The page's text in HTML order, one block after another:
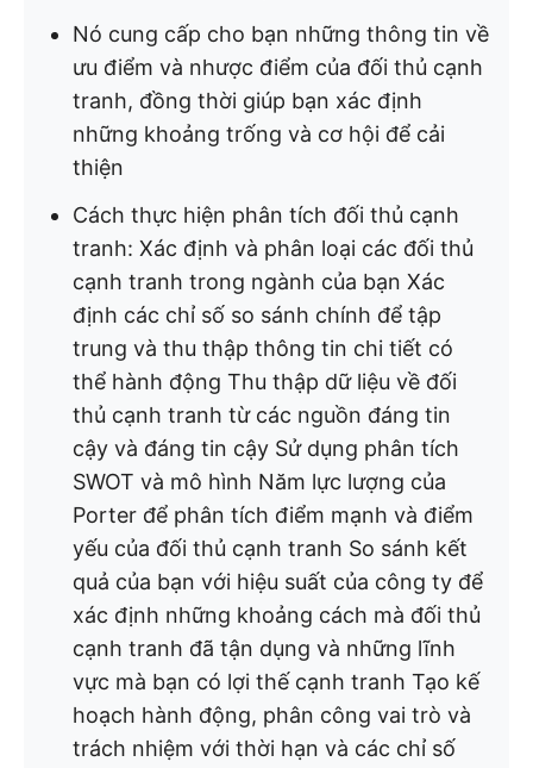
Nó cung cấp cho bạn những thông tin về
ưu điểm và nhược điểm của đối thủ cạnh
tranh, đồng thời giúp bạn xác định
những khoảng trống và cơ hội để cải
thiện
Cách thực hiện phân tích đối thủ cạnh
tranh: Xác định và phân loại các đối thủ
cạnh tranh trong ngành của bạn Xác
định các chỉ số so sánh chính để tập
trung và thu thập thông tin chi tiết có
thể hành động Thu thập dữ liệu về đối
thủ cạnh tranh từ các nguồn đáng tin
cậy và đáng tin cậy Sử dụng phân tích
SWOT và mô hình Năm lực lượng của
Porter để phân tích điểm mạnh và điểm
yếu của đối thủ cạnh tranh So sánh kết
quả của bạn với hiệu suất của công ty để
xác định những khoảng cách mà đối thủ
cạnh tranh đã tận dụng và những lĩnh
vực mà bạn có lợi thế cạnh tranh Tạo kế
hoạch hành động, phân công vai trò và
trách nhiệm với thời hạn và các chỉ số